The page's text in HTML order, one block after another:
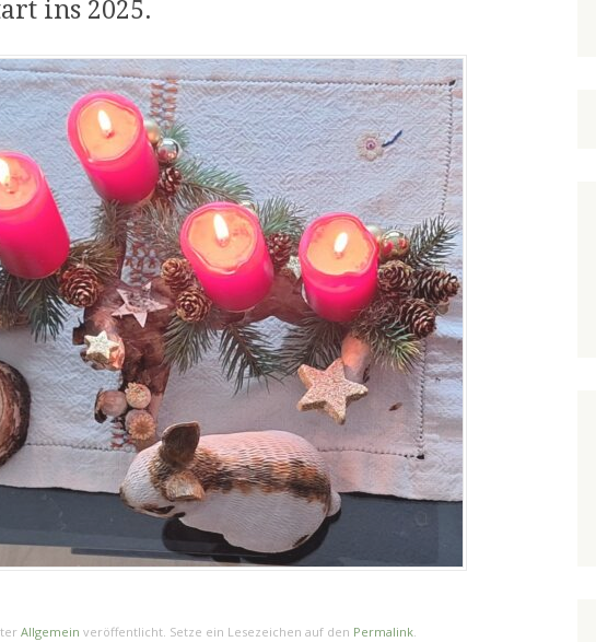
ins 2025.
Allgemein veröffentlicht. Setze ein Lesezeichen auf den Permalink.